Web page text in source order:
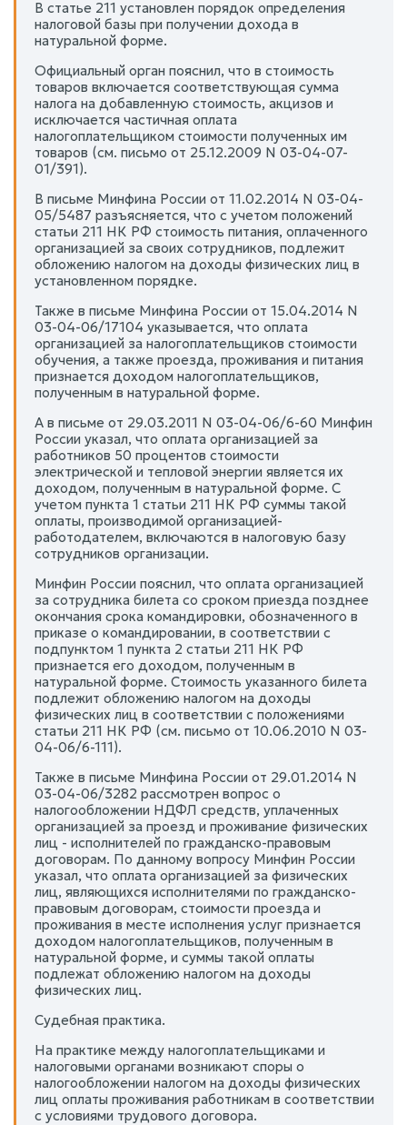
В статье 211 установлен порядок определения
налоговой базы при получении дохода в
натуральной форме.
Официальный орган пояснил, что в стоимость
товаров включается соответствующая сумма
налога на добавленную стоимость, акцизов и
исключается частичная оплата
налогоплательщиком стоимости полученных им
товаров (см. письмо от 25.12.2009 N 03-04-07-
01/391).
В письме Минфина России от 11.02.2014 N 03-04-
05/5487 разъясняется, что с учетом положений
статьи 211 НК РФ стоимость питания, оплаченного
организацией за своих сотрудников, подлежит
обложению налогом на доходы физических лиц в
установленном порядке.
Также в письме Минфина России от 15.04.2014 N
03-04-06/17104 указывается, что оплата
организацией за налогоплательщиков стоимости
обучения, а также проезда, проживания и питания
признается доходом налогоплательщиков,
полученным в натуральной форме.
А в письме от 29.03.2011 N 03-04-06/6-60 Минфин
России указал, что оплата организацией за
работников 50 процентов стоимости
электрической и тепловой энергии является их
доходом, полученным в натуральной форме. С
учетом пункта 1 статьи 211 НК РФ суммы такой
оплаты, производимой организацией-
работодателем, включаются в налоговую базу
сотрудников организации.
Минфин России пояснил, что оплата организацией
за сотрудника билета со сроком приезда позднее
окончания срока командировки, обозначенного в
приказе о командировании, в соответствии с
подпунктом 1 пункта 2 статьи 211 НК РФ
признается его доходом, полученным в
натуральной форме. Стоимость указанного билета
подлежит обложению налогом на доходы
физических лиц в соответствии с положениями
статьи 211 НК РФ (см. письмо от 10.06.2010 N 03-
04-06/6-111).
Также в письме Минфина России от 29.01.2014 N
03-04-06/3282 рассмотрен вопрос о
налогообложении НДФЛ средств, уплаченных
организацией за проезд и проживание физических
лиц - исполнителей по гражданско-правовым
договорам. По данному вопросу Минфин России
указал, что оплата организацией за физических
лиц, являющихся исполнителями по гражданско-
правовым договорам, стоимости проезда и
проживания в месте исполнения услуг признается
доходом налогоплательщиков, полученным в
натуральной форме, и суммы такой оплаты
подлежат обложению налогом на доходы
физических лиц.
Судебная практика.
На практике между налогоплательщиками и
налоговыми органами возникают споры о
налогообложении налогом на доходы физических
лиц оплаты проживания работникам в соответствии
с условиями трудового договора.